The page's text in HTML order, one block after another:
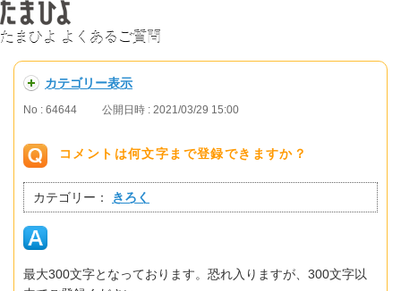
たまひよ よくあるご質問
カテゴリー表示
No : 64644 公開日時 : 2021/03/29 15:00
コメントは何文字まで登録できますか？
カテゴリー： きろく
最大300文字となっております。恐れ入りますが、300文字以